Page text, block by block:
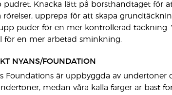
pudret. Knacka lätt på borsthandtaget för
rörelser, upprepa för att skapa
puder för en mer kontrollerad
för en mer arbetad sminkning.
NYANS/FOUNDATION
Foundations är uppbyggda av undertoner
medan våra kalla färger är bäst